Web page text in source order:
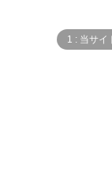
1 : 当サイ